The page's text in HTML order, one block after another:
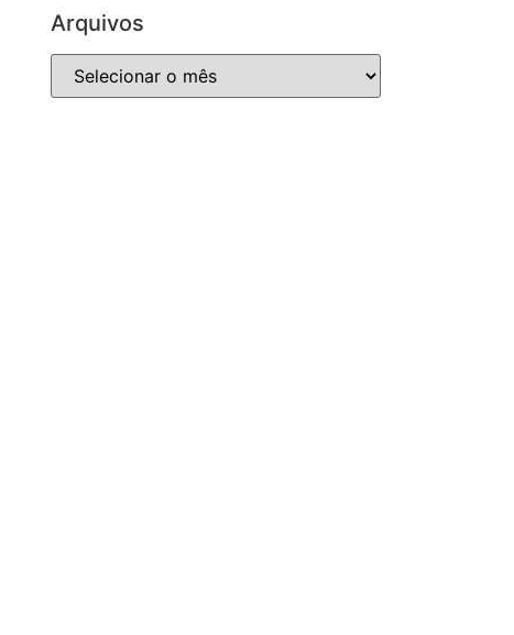
Arquivos